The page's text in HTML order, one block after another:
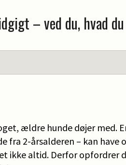
– ved du, hvad
ældre hunde døjer med.
fra 2-årsalderen – kan have
ikke altid. Derfor opfordrer